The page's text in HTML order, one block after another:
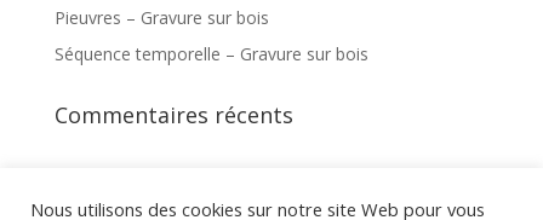
Pieuvres – Gravure sur bois
Séquence temporelle – Gravure sur bois
Commentaires récents
Nous utilisons des cookies sur notre site Web pour vous